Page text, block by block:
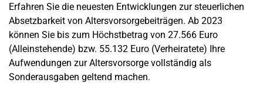
Erfahren Sie die neuesten Entwicklungen zur steuerlichen
Absetzbarkeit von Altersvorsorgebeiträgen. Ab 2023
können Sie bis zum Höchstbetrag von 27.566 Euro
(Alleinstehende) bzw. 55.132 Euro (Verheiratete) Ihre
Aufwendungen zur Altersvorsorge vollständig als
Sonderausgaben geltend machen.